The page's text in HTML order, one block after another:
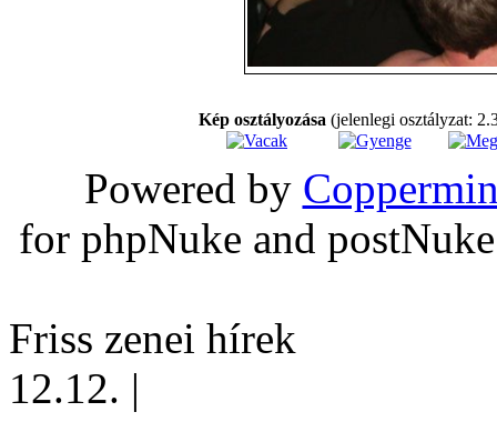
Kép osztályozása (jelenlegi osztályzat:
Powered by
for phpNuke and
Friss zenei hírek
12.12. |